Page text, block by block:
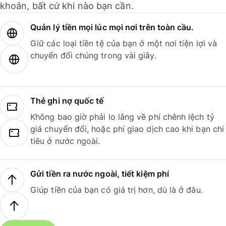
khoản, bất cứ khi nào bạn cần.
Quản lý tiền mọi lúc mọi nơi trên toàn cầu.
Giữ các loại tiền tệ của bạn ở một nơi tiện lợi và
chuyển đổi chúng trong vài giây.
Thẻ ghi nợ quốc tế
Không bao giờ phải lo lắng về phí chênh lệch tỷ
giá chuyển đổi, hoặc phí giao dịch cao khi bạn chi
tiêu ở nước ngoài.
Gửi tiền ra nước ngoài, tiết kiệm phí
Giúp tiền của bạn có giá trị hơn, dù là ở đâu.